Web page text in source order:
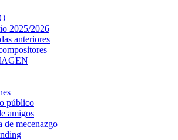
2025/2026
anteriores
público
amigos
de mecenazgo